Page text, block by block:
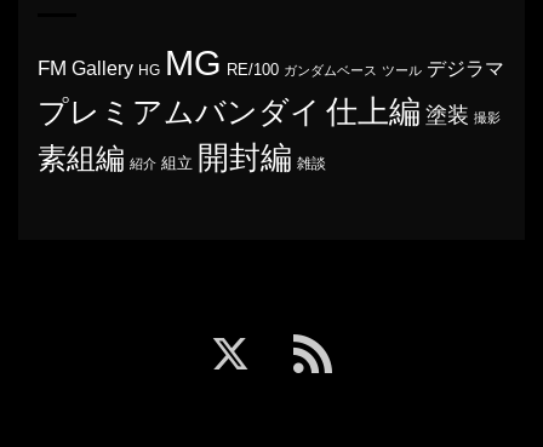
FM Gallery HG MG RE/100 ガンダムベース ツール デジラマ
プレミアムバンダイ 仕上編 塗装 撮影
素組編 紹介 組立 開封編 雑談